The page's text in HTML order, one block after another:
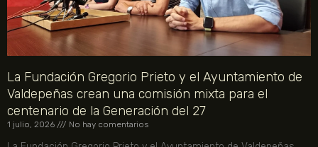
La Fundación Gregorio Prieto y el Ayuntamiento de
Valdepeñas crean una comisión mixta para el
centenario de la Generación del 27
1 julio, 2026 No hay comentarios